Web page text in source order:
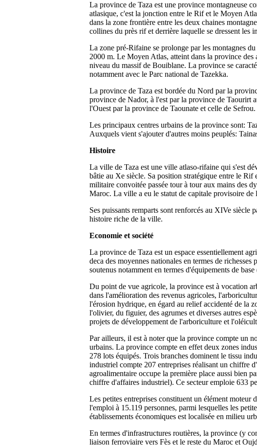
La province de Taza est une province montagneuse
atlasique, c'est la jonction entre le Rif et le Moyen
dans la zone frontière entre les deux chaines
collines du près rif et derrière laquelle se dressent les
La zone pré-Rifaine se prolonge par les montagnes
2000 m. Le Moyen Atlas, atteint dans la province des
niveau du massif de Bouiblane. La province se
notamment avec le Parc national de Tazekka.
La province de Taza est bordée du Nord par la
province de Nador, à l'est par la province de Taourirt
l'Ouest par la province de Taounate et celle de Sefrou.
Les principaux centres urbains de la province sont:
Auxquels vient s'ajouter d'autres moins peuplés:
Histoire
La ville de Taza est une ville atlaso-rifaine qui s'est
bâtie au Xe siècle. Sa position stratégique entre le
militaire convoitée passée tour à tour aux mains des
Maroc. La ville a eu le statut de capitale provisoire de
Ses puissants remparts sont renforcés au XIVe siècle
histoire riche de la ville.
Economie et société
La province de Taza est un espace essentiellement
deca des moyennes nationales en termes de
soutenus notamment en termes d'équipements de
Du point de vue agricole, la province est à vocation
dans l'amélioration des revenus agricoles,
l'érosion hydrique, en égard au relief accidenté de la
l'olivier, du figuier, des agrumes et diverses autres
projets de développement de l'arboriculture et
Par ailleurs, il est à noter que la province compte un
urbains. La province compte en effet deux zones
278 lots équipés. Trois branches dominent le tissu
industriel compte 207 entreprises réalisant un chiffre
agroalimentaire occupe la première place aussi bien
chiffre d'affaires industriel). Ce secteur emploie 633
Les petites entreprises constituent un élément moteur
l'emploi à 15.119 personnes, parmi lesquelles les
établissements économiques est localisée en milieu
En termes d'infrastructures routières, la province (y
liaison ferroviaire vers Fès et le reste du Maroc et